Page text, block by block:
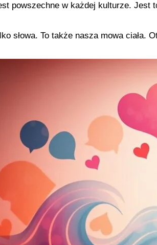
powszechne w każdej kulturze.
słowa. To także nasza mowa ciała.